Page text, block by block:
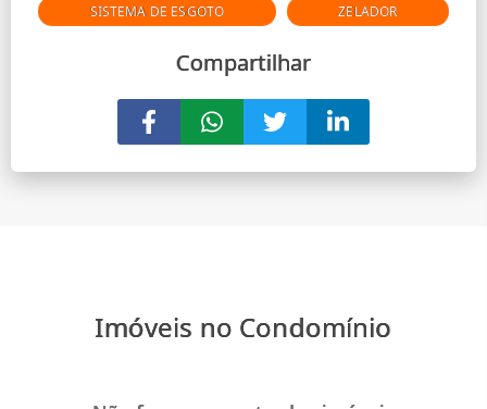
SISTEMA DE ESGOTO ZELADOR
Compartilhar
Imóveis no Condomínio